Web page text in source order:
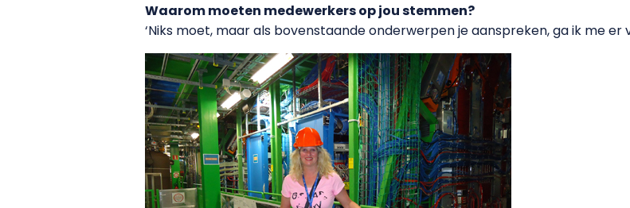
Waarom moeten medewerkers op jou stemmen?
‘Niks moet, maar als bovenstaande onderwerpen je aanspreken, ga ik me er